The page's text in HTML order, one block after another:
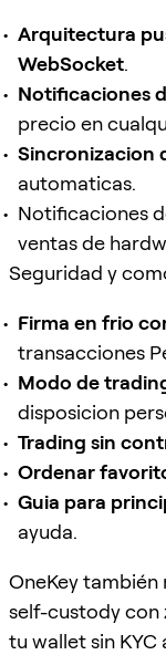
Arquitectura
WebSocket.
Notificaciones
precio en
Sincronizacion
automaticas.
Notificaciones
ventas de
Seguridad y
Firma en frio
transacciones
Modo de
disposicion
Trading sin
Ordenar
Guia para
ayuda.
OneKey
self-custody con
tu wallet sin